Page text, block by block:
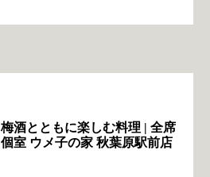
梅酒とともに楽しむ料理 | 全席
個室 ウメ子の家 秋葉原駅前店